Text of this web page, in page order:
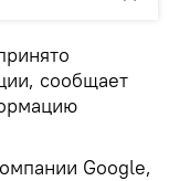
сообщает
Google,